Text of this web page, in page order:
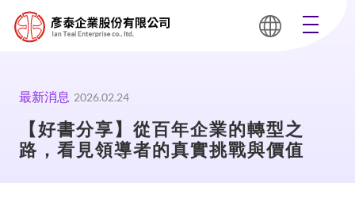
最新消息 2026.02.24
【好書分享】從百年企業的轉型之
路，看見領導者的真實挑戰與價值